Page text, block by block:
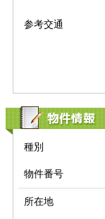
参考交通
物件情報
種別
物件番号
所在地